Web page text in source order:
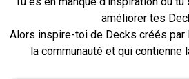
améliorer tes
Alors inspire-toi de Decks créés par
la communauté et qui contienne